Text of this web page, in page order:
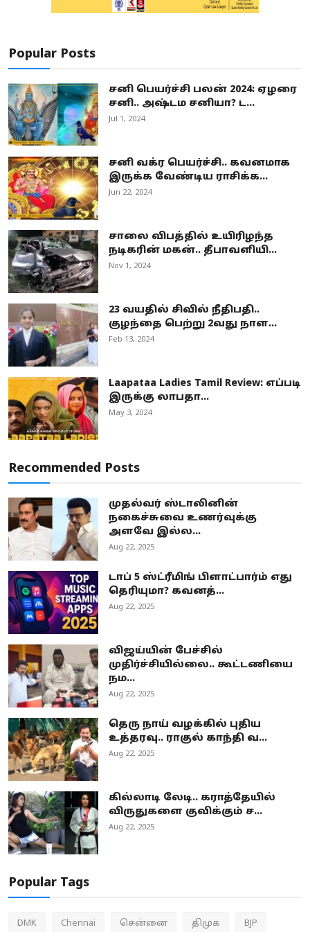
Popular Posts
சனி பெயர்ச்சி பலன் 2024: ஏழரை
சனி.. அஷ்டம சனியா? ட...
Jul 1, 2024
சனி வக்ர பெயர்ச்சி.. கவனமாக
இருக்க வேண்டிய ராசிக்க...
Jun 22, 2024
சாலை விபத்தில் உயிரிழந்த
நடிகரின் மகன்.. தீபாவளியி...
Nov 1, 2024
23 வயதில் சிவில் நீதிபதி..
குழந்தை பெற்று 2வது நாள...
Feb 13, 2024
Laapataa Ladies Tamil Review: எப்படி
இருக்கு லாபதா...
May 3, 2024
Recommended Posts
முதல்வர் ஸ்டாலினின்
நகைச்சுவை உணர்வுக்கு
அளவே இல்ல...
Aug 22, 2025
டாப் 5 ஸ்ட்ரீமிங் பிளாட்பார்ம் எது
தெரியுமா? கவனத்...
Aug 22, 2025
விஜய்யின் பேச்சில்
முதிர்ச்சியில்லை.. கூட்டணியை
நம...
Aug 22, 2025
தெரு நாய் வழக்கில் புதிய
உத்தரவு.. ராகுல் காந்தி வ...
Aug 22, 2025
கில்லாடி லேடி.. கராத்தேயில்
விருதுகளை குவிக்கும் ச...
Aug 22, 2025
Popular Tags
DMK Chennai சென்னை திமுக BJP